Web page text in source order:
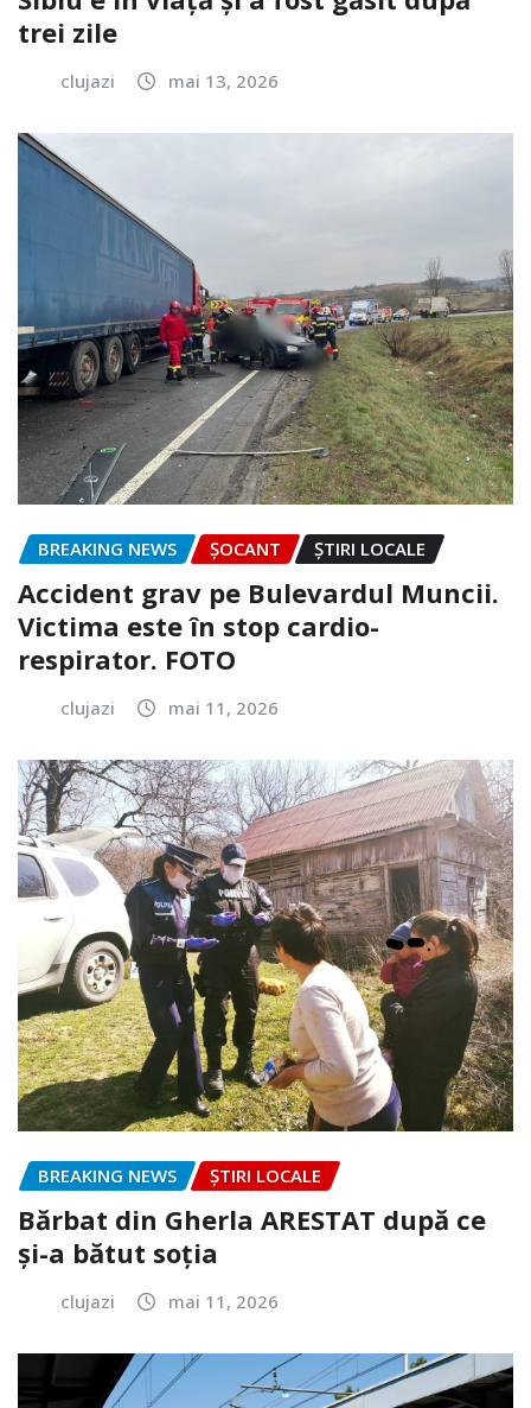
trei zile
clujazi mai 13, 2026
BREAKING NEWS ȘOCANT ȘTIRI LOCALE
Accident grav pe Bulevardul Muncii.
Victima este în stop cardio-
respirator. FOTO
clujazi mai 11, 2026
BREAKING NEWS ȘTIRI LOCALE
Bărbat din Gherla ARESTAT după ce
și-a bătut soția
clujazi mai 11, 2026